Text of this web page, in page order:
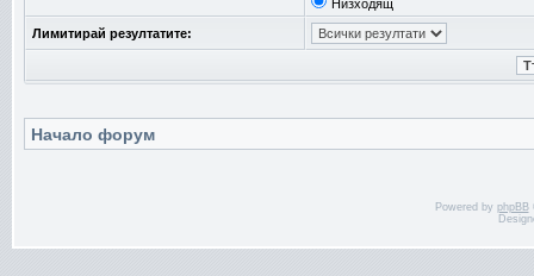
Низходящ
Лимитирай резултатите:
Начало форум
Powered by phpBB